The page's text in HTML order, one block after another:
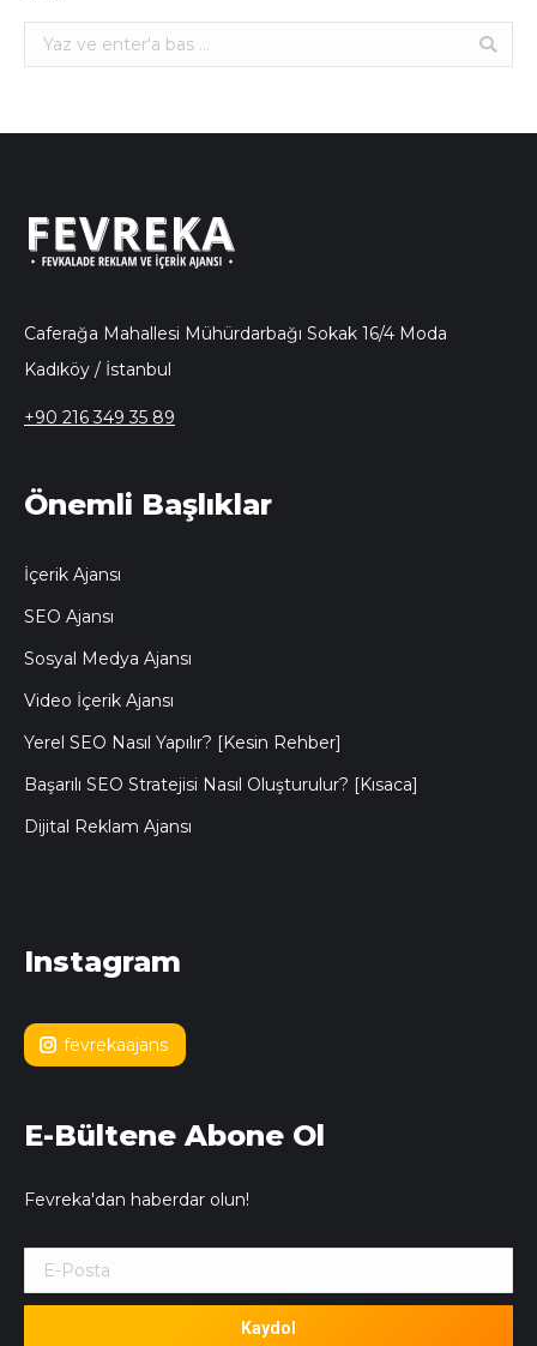
Ara:
Caferağa Mahallesi Mühürdarbağı Sokak 16/4 Moda
Kadıköy / İstanbul
+90 216 349 35 89
Önemli Başlıklar
İçerik Ajansı
SEO Ajansı
Sosyal Medya Ajansı
Video İçerik Ajansı
Yerel SEO Nasıl Yapılır? [Kesin Rehber]
Başarılı SEO Stratejisi Nasıl Oluşturulur? [Kısaca]
Dijital Reklam Ajansı
Instagram
fevrekaajans
E-Bültene Abone Ol
Fevreka'dan haberdar olun!